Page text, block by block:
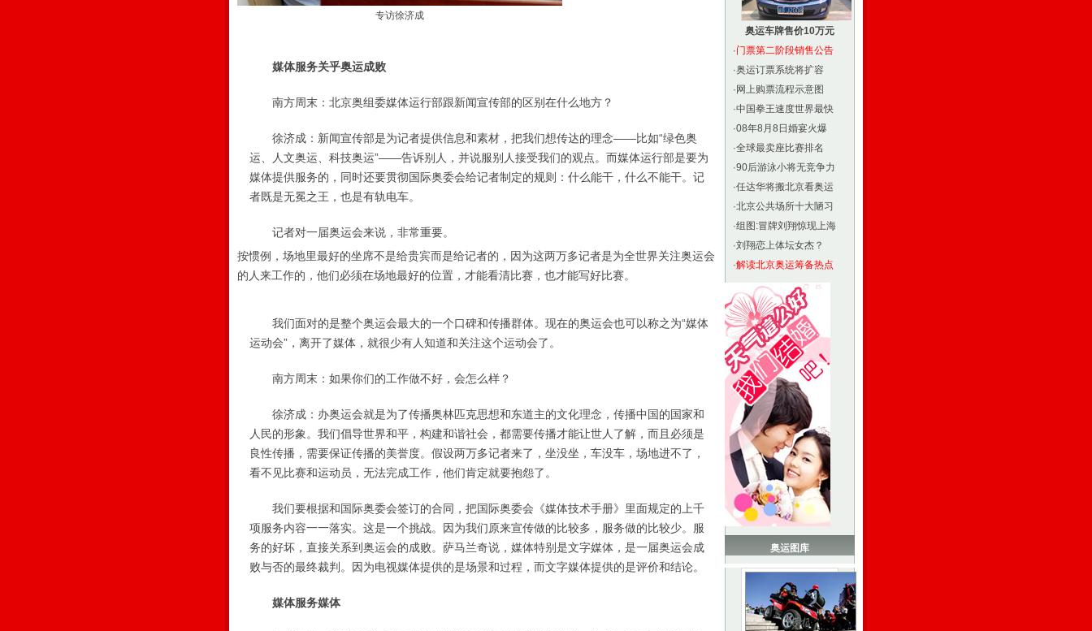
专访徐济成
媒体服务关乎奥运成败
南方周末：北京奥组委媒体运行部跟新闻宣传部的区别在什么地方？
徐济成：新闻宣传部是为记者提供信息和素材，把我们想传达的理念——比如“绿色奥
运、人文奥运、科技奥运”——告诉别人，并说服别人接受我们的观点。而媒体运行部是要为
媒体提供服务的，同时还要贯彻国际奥委会给记者制定的规则：什么能干，什么不能干。记
者既是无冕之王，也是有轨电车。
记者对一届奥运会来说，非常重要。
按惯例，场地里最好的坐席不是给贵宾而是给记者的，因为这两万多记者是为全世界关注奥运会
的人来工作的，他们必须在场地最好的位置，才能看清比赛，也才能写好比赛。
我们面对的是整个奥运会最大的一个口碑和传播群体。现在的奥运会也可以称之为“媒体
运动会”，离开了媒体，就很少有人知道和关注这个运动会了。
南方周末：如果你们的工作做不好，会怎么样？
徐济成：办奥运会就是为了传播奥林匹克思想和东道主的文化理念，传播中国的国家和
人民的形象。我们倡导世界和平，构建和谐社会，都需要传播才能让世人了解，而且必须是
良性传播，需要保证传播的美誉度。假设两万多记者来了，坐没坐，车没车，场地进不了，
看不见比赛和运动员，无法完成工作，他们肯定就要抱怨了。
我们要根据和国际奥委会签订的合同，把国际奥委会《媒体技术手册》里面规定的上千
项服务内容一一落实。这是一个挑战。因为我们原来宣传做的比较多，服务做的比较少。服
务的好坏，直接关系到奥运会的成败。萨马兰奇说，媒体特别是文字媒体，是一届奥运会成
败与否的最终裁判。因为电视媒体提供的是场景和过程，而文字媒体提供的是评价和结论。
媒体服务媒体
奥运车牌售价10万元
·门票第二阶段销售公告
·奥运订票系统将扩容
· 网上购票流程示意图
·中国拳王速度世界最快
·08年8月8日婚宴火爆
·全球最卖座比赛排名
·90后游泳小将无竞争力
·任达华将搬北京看奥运
·北京公共场所十大陋习
·组图:冒牌刘翔惊现上海
·刘翔恋上体坛女杰？
·解读北京奥运筹备热点
奥运图库